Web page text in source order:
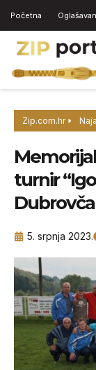
Početna
Zip.com.hr
turnir
5. srpnja 2023.